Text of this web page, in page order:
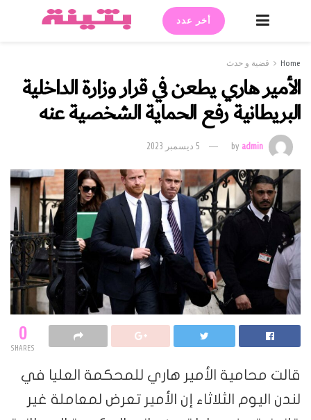
أخر عدد
Home قضية و حدث
الأمير هاري يطعن في قرار وزارة الداخلية
البريطانية رفع الحماية الشخصية عنه
byadmin 5 ديسمبر 2023
0
SHARES
قالت محامية الأمير هاري للمحكمة العليا في
لندن اليوم الثلاثاء إن الأمير تعرض لمعاملة غير